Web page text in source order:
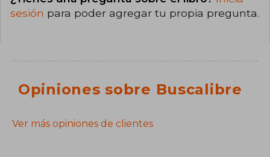
sesión para poder agregar tu propia pregunta.
Opiniones sobre Buscalibre
Ver más opiniones de clientes